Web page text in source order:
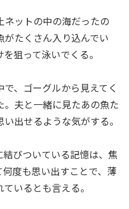
ネットの中の海だったの
がたくさん入り込んでい
狙って泳いでくる。
、ゴーグルから見えてく
。夫と一緒に見たあの魚た
出せるような気がする。
びついている記憶は、焦
度も思い出すことで、薄
いるとも言える。